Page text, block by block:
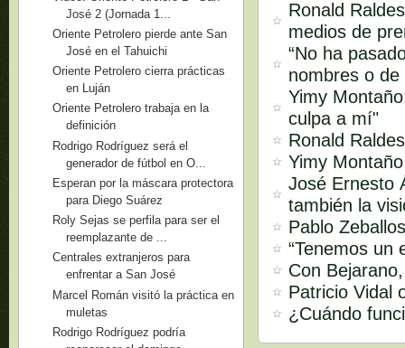
Ronald
medios de
“No ha
nombres o de
Yimy
culpa a mí"
Ronald
Yimy
José Ernesto
también la
Pablo
“Tenemos un
Con
Patricio Vidal
¿Cuándo
José 2 (Jornada 1...
Oriente Petrolero pierde ante San
José en el Tahuichi
Oriente Petrolero cierra prácticas
en Luján
Oriente Petrolero trabaja en la
definición
Rodrigo Rodríguez será el
generador de fútbol en O...
Esperan por la máscara protectora
para Diego Suárez
Roly Sejas se perfila para ser el
reemplazante de ...
Centrales extranjeros para
enfrentar a San José
Marcel Román visitó la práctica en
muletas
Rodrigo Rodríguez podría